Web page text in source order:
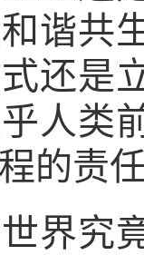
谐共
还是
人类
的责
究竟